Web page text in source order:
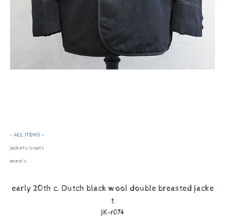
- ALL ITEMS -
jackets/coats
men's
early 20th c. Dutch black wool double breasted jacke
t
JK-r074